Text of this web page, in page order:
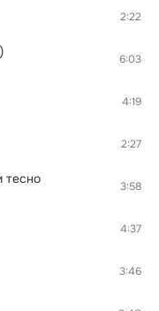
2:22
6:03
4:19
2:27
тесно 3:58
4:37
3:46